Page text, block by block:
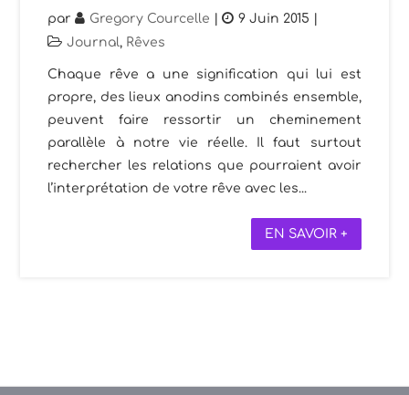
par Gregory Courcelle | 9 Juin 2015
Journal, Rêves
Chaque rêve a une signification qui lui est
propre, des lieux anodins combinés ensemble,
peuvent faire ressortir un cheminement
parallèle à notre vie réelle. Il faut surtout
rechercher les relations que pourraient avoir
l’interprétation de votre rêve avec les...
EN SAVOIR +